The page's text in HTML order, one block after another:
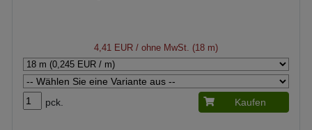
4,41 EUR / ohne MwSt. (18 m)
pck. Kaufen